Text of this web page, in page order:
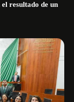
resultado de un